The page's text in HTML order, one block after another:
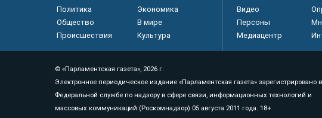
Политика
Экономика
Общество
В мире
Происшествия
Культура
Видео
Персоны
Медиацентр
© «Парламентская газета», 2026 г.
Электронное периодическое издание «Парламентская газета» зарегистрировано в
Федеральной службе по надзору в сфере связи, информационных технологий и
массовых коммуникаций (Роскомнадзор) 05 августа 2011 года. 18+